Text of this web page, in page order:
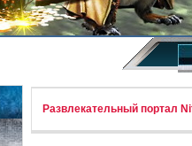
Развлекательный портал